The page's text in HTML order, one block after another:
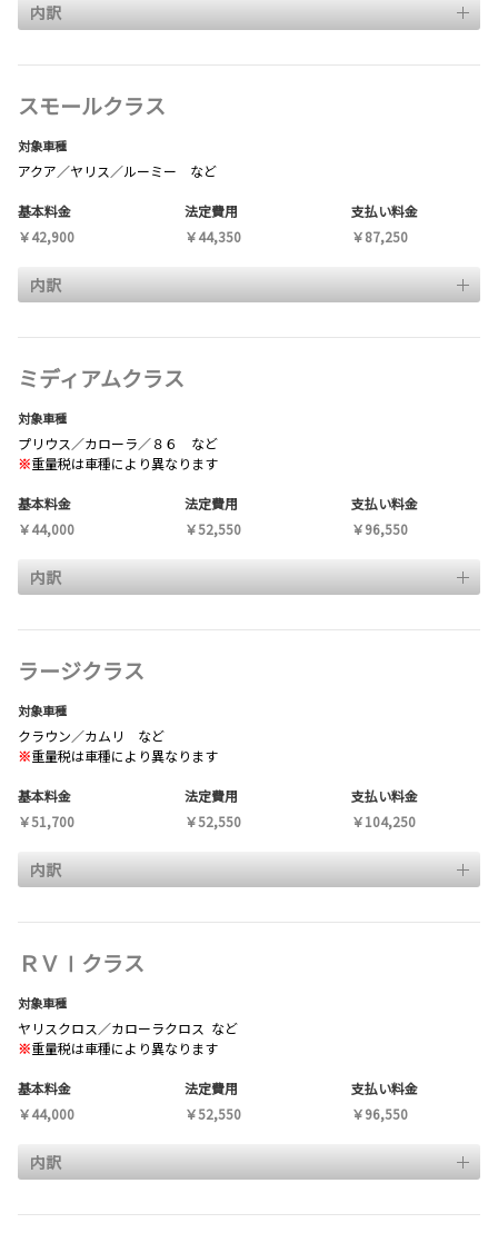
内訳
スモールクラス
対象車種
アクア／ヤリス／ルーミー など
基本料金
￥42,900
法定費用
￥44,350
支払い料金
￥87,250
内訳
ミディアムクラス
対象車種
プリウス／カローラ／８６ など
※重量税は車種により異なります
基本料金
￥44,000
法定費用
￥52,550
支払い料金
￥96,550
内訳
ラージクラス
対象車種
クラウン／カムリ など
※重量税は車種により異なります
基本料金
￥51,700
法定費用
￥52,550
支払い料金
￥104,250
内訳
ＲＶⅠクラス
対象車種
ヤリスクロス／カローラクロス など
※重量税は車種により異なります
基本料金
￥44,000
法定費用
￥52,550
支払い料金
￥96,550
内訳